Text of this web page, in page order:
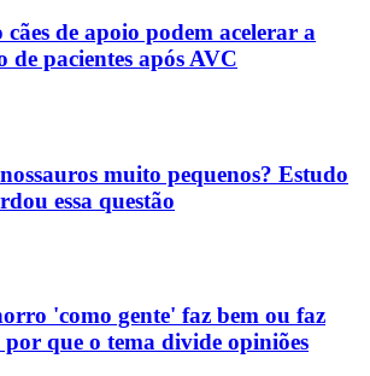
cães de apoio podem acelerar a
de pacientes após AVC
muito pequenos? Estudo
essa questão
'como gente' faz bem ou faz
que o tema divide opiniões